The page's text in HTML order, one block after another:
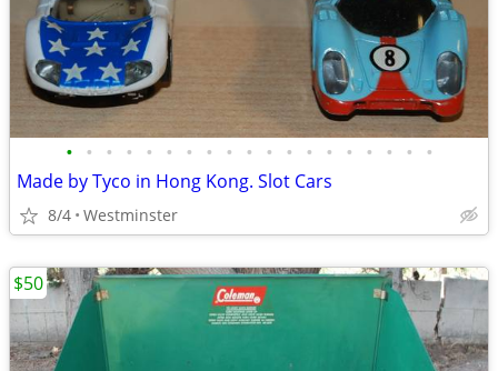
• • • • • • • • • • • • • • • • • • •
Made by Tyco in Hong Kong. Slot Cars
8/4 Westminster
$50